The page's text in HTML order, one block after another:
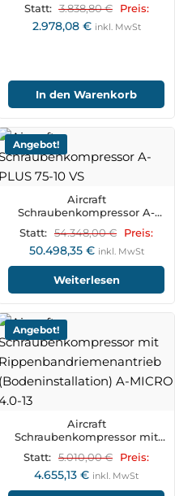
Statt: 3.838,80€ Preis:
2.978,08 € inkl. MwSt
In den Warenkorb
Angebot!
Aircraft
Schraubenkompressor A-
Statt: 54.348,00€ Preis:
50.498,35 € inkl. MwSt
Weiterlesen
Angebot!
Aircraft
Schraubenkompressor mit
(Bodeninstallation) A-MICRO
4.0-13
Statt: 5.010,00€ Preis:
4.655,13 € inkl. MwSt